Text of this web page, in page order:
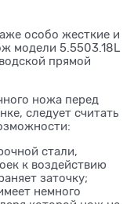
особо жесткие и
модели 5.5503.18L
прямой
ножа перед
следует считать
стали,
к воздействию
заточку;
немного